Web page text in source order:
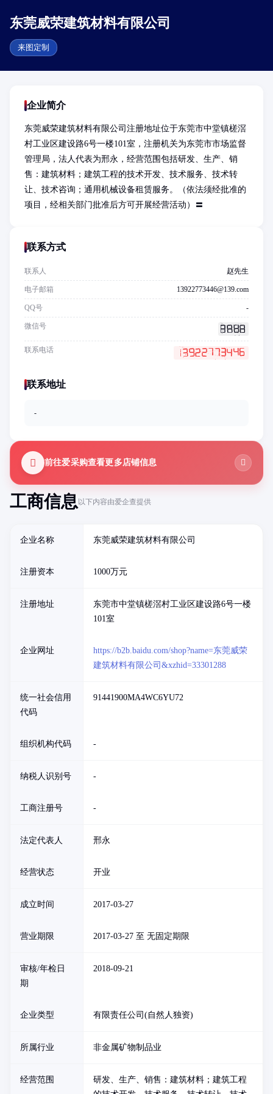
东莞威荣建筑材料有限公司
来图定制
工商信息以下内容由爱企查提供
企业名称 东莞威荣建筑材料有限公司
注册资本 1000万元
注册地址
东莞市中堂镇槎滘村工业区建设路6号一楼
101室
企业网址
https://b2b.baidu.com/shop?name=东莞威荣
建筑材料有限公司&xzhid=33301288
统一社会信用
代码
91441900MA4WC6YU72
组织机构代码 -
纳税人识别号 -
工商注册号 -
法定代表人 邢永
经营状态 开业
成立时间 2017-03-27
营业期限 2017-03-27 至 无固定期限
审核/年检日
期
2018-09-21
企业类型 有限责任公司(自然人独资)
所属行业 非金属矿物制品业
经营范围
研发、生产、销售：建筑材料；建筑工程
企业简介
东莞威荣建筑材料有限公司注册地址位于东莞市中堂镇槎滘
村工业区建设路6号一楼101室，注册机关为东莞市市场监督
管理局，法人代表为邢永，经营范围包括研发、生产、销
售：建筑材料；建筑工程的技术开发、技术服务、技术转
让、技术咨询；通用机械设备租赁服务。（依法须经批准的
项目，经相关部门批准后方可开展经营活动）〓
联系方式
联系人 赵先生
电子邮箱 13922773446@139.com
QQ号 -
微信号
联系电话
联系地址
-
前往爱采购查看更多店铺信息